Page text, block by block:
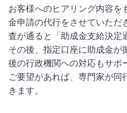
お客様へのヒアリング内容を
金申請の代行をさせていただ
査が通ると「助成金支給決定
その後、指定口座に助成金が
後の行政機関への対応もサポ
ご要望があれば、専門家が同
きます。